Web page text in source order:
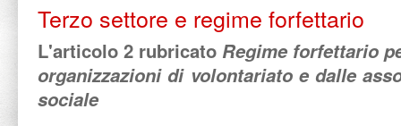
Terzo settore e regime forfettario
L'articolo 2 rubricato Regime forfettario
organizzazioni di volontariato e dalle
sociale